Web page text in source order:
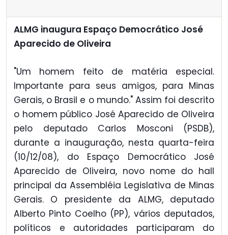
ALMG inaugura Espaço Democrático José
Aparecido de Oliveira
"Um homem feito de matéria especial.
Importante para seus amigos, para Minas
Gerais, o Brasil e o mundo." Assim foi descrito
o homem público José Aparecido de Oliveira
pelo deputado Carlos Mosconi (PSDB),
durante a inauguração, nesta quarta-feira
(10/12/08), do Espaço Democrático José
Aparecido de Oliveira, novo nome do hall
principal da Assembléia Legislativa de Minas
Gerais. O presidente da ALMG, deputado
Alberto Pinto Coelho (PP), vários deputados,
políticos e autoridades participaram do